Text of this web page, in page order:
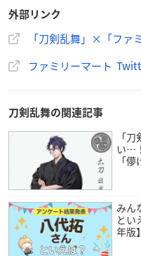
外部リンク
「刀剣乱舞」×「ファ
ファミリーマート
刀剣乱舞の関連記事
「
い…
「
みん
とい
年版】